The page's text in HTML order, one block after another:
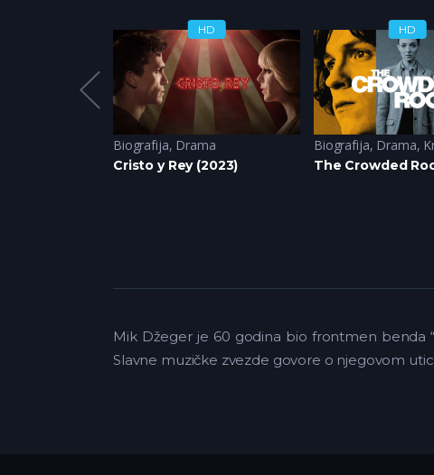
HD
Biografija, Drama
Cristo y Rey (2023)
HD
Biografija, Drama,
The Crowded
Mik Džeger je 60 godina bio frontmen benda
Slavne muzičke zvezde govore o njegovom